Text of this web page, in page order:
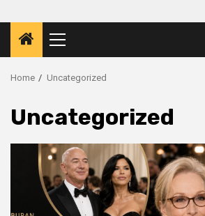
Primary
Menu
Home Uncategorized
Uncategorized